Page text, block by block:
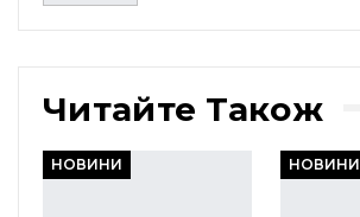
Читайте Також
НОВИНИ НОВИНИ